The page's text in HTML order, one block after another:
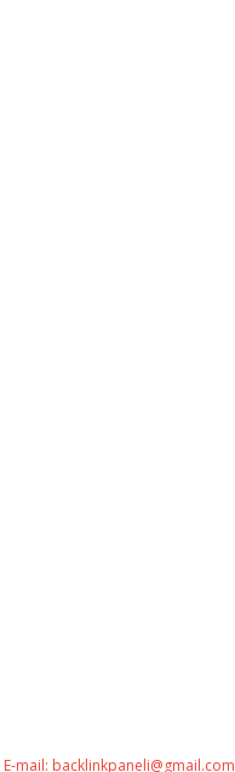
E-mail: backlinkpaneli@gmail.com